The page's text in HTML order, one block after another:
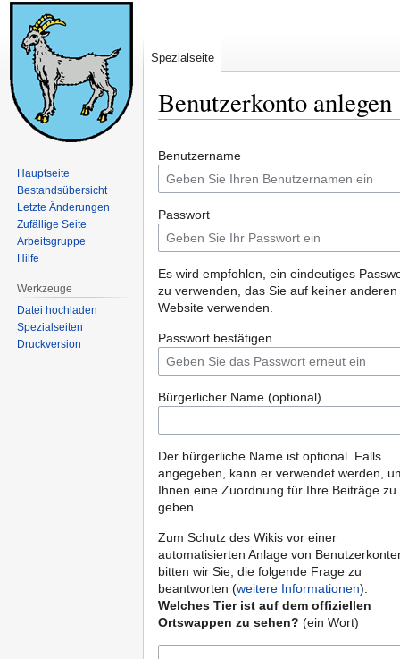
Benutzerkonto anlegen
Navigation
springen
Suche
springen
Benutzername
Passwort
Es wird empfohlen, ein eindeutiges
zu verwenden, das Sie auf keiner anderen
Website verwenden.
Passwort bestätigen
Bürgerlicher Name (optional)
Der bürgerliche Name ist optional. Falls
angegeben, kann er verwendet werden,
Ihnen eine Zuordnung für Ihre Beiträge zu
geben.
Zum Schutz des Wikis vor einer
automatisierten Anlage von
bitten wir Sie, die folgende Frage zu
beantworten (weitere Informationen):
Welches Tier ist auf dem offiziellen
Ortswappen zu sehen? (ein Wort)
Spezialseite
Hauptseite
Bestandsübersicht
Letzte Änderungen
Zufällige Seite
Arbeitsgruppe
Hilfe
Werkzeuge
Datei hochladen
Spezialseiten
Druckversion